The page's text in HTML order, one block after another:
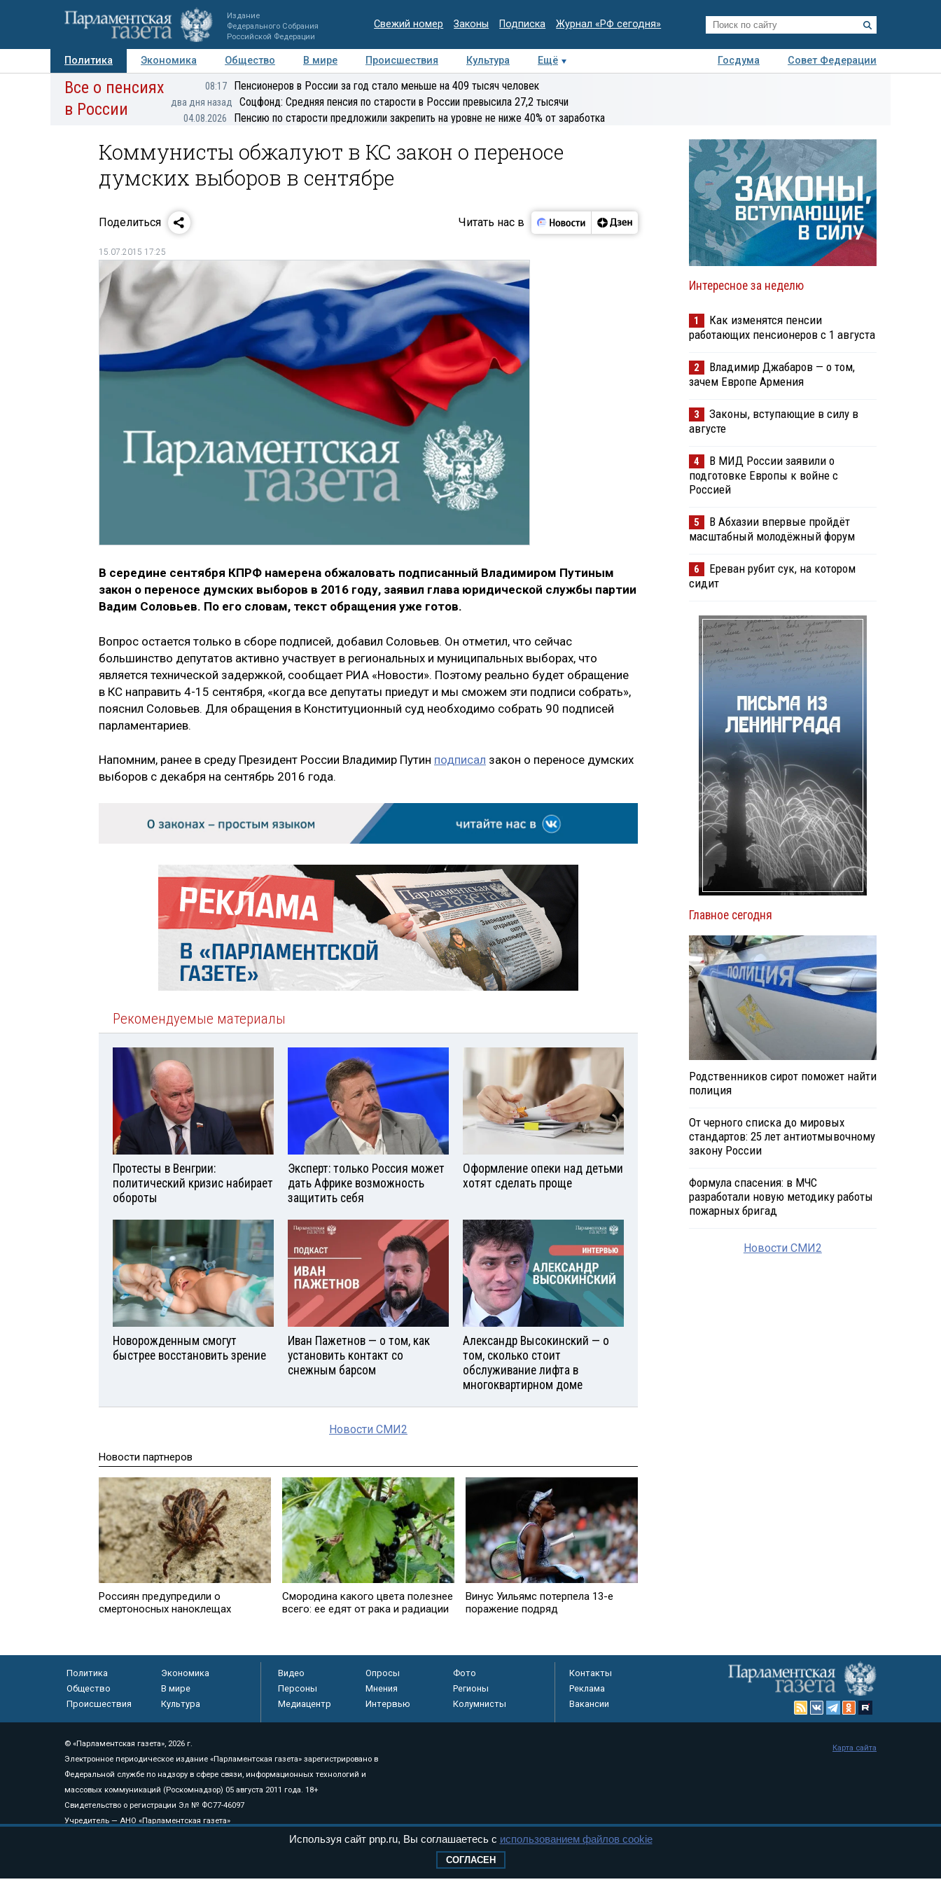
Издание
Федерального Собрания
Российской Федерации
Свежий номер Законы Подписка Журнал «РФ сегодня»
Политика Экономика Общество В мире Происшествия Культура Ещё Госдума
Совет Федерации
Авторы Персоны Мнения Регионы Медиацентр Интервью Колумнисты
Все о пенсиях
в России
08:17 Пенсионеров в России за год стало меньше на 409 тысяч человек
два дня назад Соцфонд: Средняя пенсия по старости в России превысила 27,2 тысячи
04.08.2026 Пенсию по старости предложили закрепить на уровне не ниже 40% от заработка
Коммунисты обжалуют в КС закон о переносе
думских выборов в сентябре
Поделиться Читать нас в
15.07.2015 17:25
В середине сентября КПРФ намерена обжаловать подписанный Владимиром Путиным
закон о переносе думских выборов в 2016 году, заявил глава юридической службы партии
Вадим Соловьев. По его словам, текст обращения уже готов.
Вопрос остается только в сборе подписей, добавил Соловьев. Он отметил, что сейчас
большинство депутатов активно участвует в региональных и муниципальных выборах, что
является технической задержкой, сообщает РИА «Новости». Поэтому реально будет обращение
в КС направить 4-15 сентября, «когда все депутаты приедут и мы сможем эти подписи собрать»,
пояснил Соловьев. Для обращения в Конституционный суд необходимо собрать 90 подписей
парламентариев.
Напомним, ранее в среду Президент России Владимир Путин подписал закон о переносе думских
выборов с декабря на сентябрь 2016 года.
Рекомендуемые материалы
Протесты в Венгрии:
политический кризис набирает
обороты
Эксперт: только Россия может
дать Африке возможность
защитить себя
Оформление опеки над детьми
хотят сделать проще
Новорожденным смогут
быстрее восстановить зрение
Иван Пажетнов — о том, как
установить контакт со
снежным барсом
Александр Высокинский — о
том, сколько стоит
обслуживание лифта в
многоквартирном доме
Новости СМИ2
Новости партнеров
Россиян предупредили о
смертоносных наноклещах
Смородина какого цвета полезнее
всего: ее едят от рака и радиации
Винус Уильямс потерпела 13-е
поражение подряд
Интересное за неделю
1
Как изменятся пенсии
работающих пенсионеров с 1 августа
2
Владимир Джабаров — о том,
зачем Европе Армения
3
Законы, вступающие в силу в
августе
4
В МИД России заявили о
подготовке Европы к войне с
Россией
5
В Абхазии впервые пройдёт
масштабный молодёжный форум
6
Ереван рубит сук, на котором
сидит
Главное сегодня
Родственников сирот поможет найти
полиция
От черного списка до мировых
стандартов: 25 лет антиотмывочному
закону России
Формула спасения: в МЧС
разработали новую методику работы
пожарных бригад
Новости СМИ2
Политика
Экономика
Общество
В мире
Происшествия
Культура
Видео Опросы
Фото
Персоны
Мнения
Регионы
Медиацентр
Интервью Колумнисты
Контакты
Реклама
Вакансии
© «Парламентская газета», 2026 г.
Электронное периодическое издание «Парламентская газета» зарегистрировано в
Федеральной службе по надзору в сфере связи, информационных технологий и
массовых коммуникаций (Роскомнадзор) 05 августа 2011 года. 18+
Свидетельство о регистрации Эл № ФС77-46097
Учредитель — АНО «Парламентская газета»
Исполняющий обязанности главного редактора — Абдуллаев М.Р.
«Парламентская газета» - официальное еженедельное издание Федерального Собрания РФ. Издается с 1997 года. Учредители газеты - Государственная Дума и Совет Федерации РФ. Официальный публикатор
Карта сайта
Используя сайт pnp.ru, Вы соглашаетесь с использованием файлов cookie
СОГЛАСЕН